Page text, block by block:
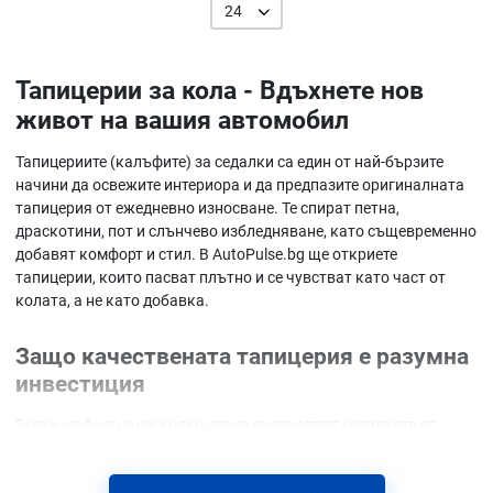
24
Тапицерии за кола - Вдъхнете нов
живот на вашия автомобил
Тапицериите (калъфите) за седалки са един от най-бързите
начини да освежите интериора и да предпазите оригиналната
тапицерия от ежедневно износване. Те спират петна,
драскотини, пот и слънчево избледняване, като същевременно
добавят комфорт и стил. В AutoPulse.bg ще откриете
тапицерии, които пасват плътно и се чувстват като част от
колата, а не като добавка.
Защо качествената тапицерия е разумна
инвестиция
нашите пътища, където прахът и калта са ежедневие, една